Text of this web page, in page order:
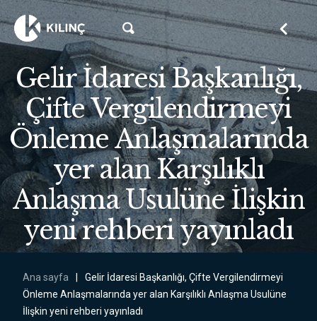
Gelir İdaresi Başkanlığı,
Çifte Vergilendirmeyi
Önleme Anlaşmalarında
yer alan Karşılıklı
Anlaşma Usulüne İlişkin
yeni rehberi yayınladı
Ana sayfa
Gelir İdaresi Başkanlığı, Çifte Vergilendirmeyi
Önleme Anlaşmalarında yer alan Karşılıklı Anlaşma Usulüne
İlişkin yeni rehberi yayınladı